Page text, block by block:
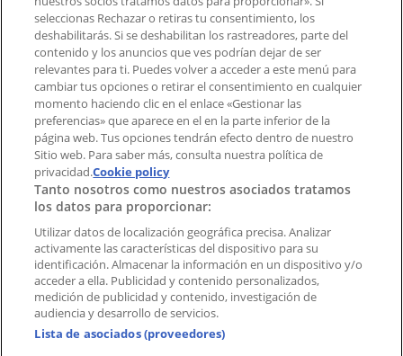
aplicación?
Índices
Marcas
Marcas locales
Negocios
Negocios cercanos
Productos
Productos locales
Ciudades
Descargar la APP Tiendeo
seleccionas Rechazar o retiras tu consentimiento, los
deshabilitarás. Si se deshabilitan los rastreadores, parte del
contenido y los anuncios que ves podrían dejar de ser
relevantes para ti. Puedes volver a acceder a este menú para
cambiar tus opciones o retirar el consentimiento en cualquier
momento haciendo clic en el enlace «Gestionar las
preferencias» que aparece en el en la parte inferior de la
página web. Tus opciones tendrán efecto dentro de nuestro
Sitio web. Para saber más, consulta nuestra política de
privacidad.Cookie policy
Tanto nosotros como nuestros asociados tratamos
los datos para proporcionar:
Utilizar datos de localización geográfica precisa. Analizar
activamente las características del dispositivo para su
identificación. Almacenar la información en un dispositivo y/o
acceder a ella. Publicidad y contenido personalizados,
medición de publicidad y contenido, investigación de
audiencia y desarrollo de servicios.
Lista de asociados (proveedores)